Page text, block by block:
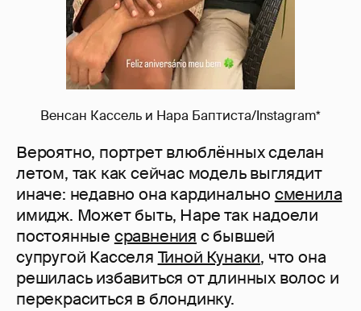
Венсан Кассель и Нара Баптиста/Instagram*
Вероятно, портрет влюблённых сделан
летом, так как сейчас модель выглядит
иначе: недавно она кардинально сменила
имидж. Может быть, Наре так надоели
постоянные сравнения с бывшей
супругой Касселя Тиной Кунаки, что она
решилась избавиться от длинных волос и
перекраситься в блондинку.